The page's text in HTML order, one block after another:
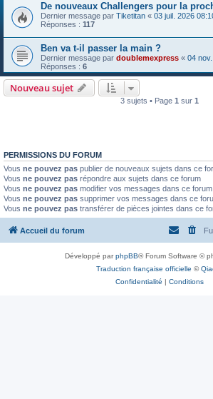
De nouveaux Challengers pour la
Dernier message par Tiketitan « 03 juil. 2026
Réponses : 117
Ben va t-il passer la main ?
Dernier message par doublemexpress « 04
Réponses : 6
Nouveau sujet
3 sujets • Page 1 sur 1
PERMISSIONS DU FORUM
Vous ne pouvez pas publier de nouveaux sujets dans ce
Vous ne pouvez pas répondre aux sujets dans ce forum
Vous ne pouvez pas modifier vos messages dans ce forum
Vous ne pouvez pas supprimer vos messages dans ce
Vous ne pouvez pas transférer de pièces jointes dans ce
Accueil du forum
Développé parphpBB® Forum Software ©
Traduction française officielle ©
Confidentialité | Conditions